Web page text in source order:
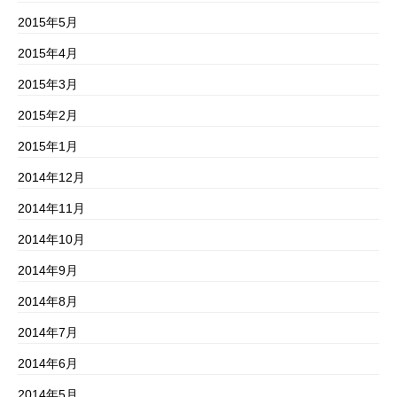
2015年5月
2015年4月
2015年3月
2015年2月
2015年1月
2014年12月
2014年11月
2014年10月
2014年9月
2014年8月
2014年7月
2014年6月